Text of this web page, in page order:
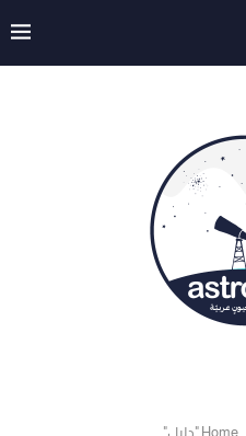
Home